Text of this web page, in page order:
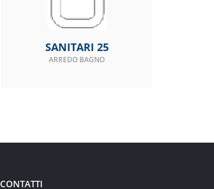
SANITARI 25
ARREDO BAGNO
CONTATTI